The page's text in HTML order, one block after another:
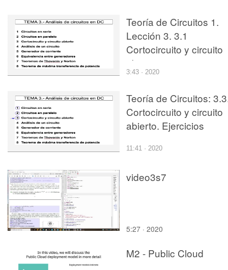
Teoría de Circuitos 1.
Lección 3. 3.1
Cortocircuito y circuito
abierto
3:43 · 2020
Teoría de Circuitos:
Cortocircuito y circuito
abierto. Ejercicios
11:41 · 2020
video3s7
5:27 · 2020
M2 - Public Cloud